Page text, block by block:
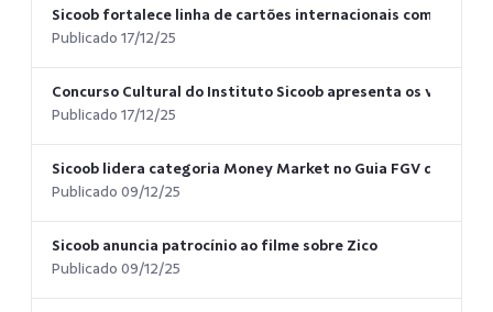
Sicoob fortalece linha de cartões internacionais com
Publicado 17/12/25
Concurso Cultural do Instituto Sicoob apresenta os
Publicado 17/12/25
Sicoob lidera categoria Money Market no Guia FGV de
Publicado 09/12/25
Sicoob anuncia patrocínio ao filme sobre Zico
Publicado 09/12/25